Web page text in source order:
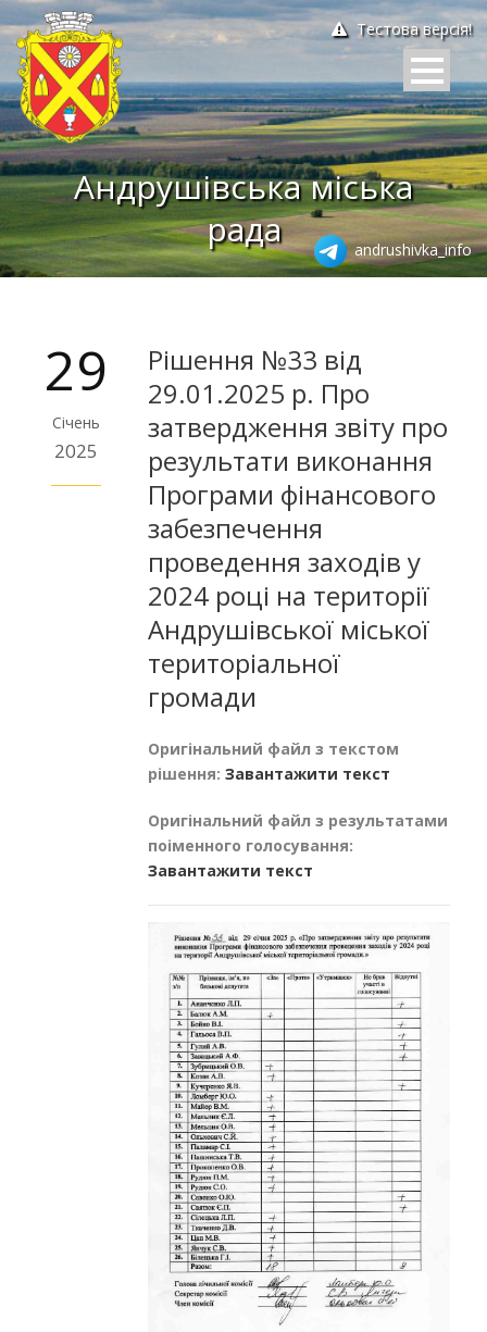
Тестова версія!
Андрушівська міська
рада
andrushivka_info
29
Січень
2025
Рішення №33 від
29.01.2025 р. Про
затвердження звіту про
результати виконання
Програми фінансового
забезпечення
проведення заходів у
2024 році на території
Андрушівської міської
територіальної
громади
Оригінальний файл з текстом
рішення: Завантажити текст
Оригінальний файл з результатами
поіменного голосування:
Завантажити текст